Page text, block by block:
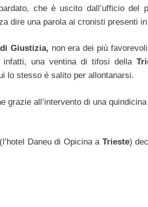
che è uscito dall’ufficio del
dire una parola ai cronisti presenti
Giustizia, non era dei più
infatti, una ventina di tifosi della
lo stesso è salito per allontanarsi.
grazie all’intervento di una
Daneu di Opicina a Trieste)